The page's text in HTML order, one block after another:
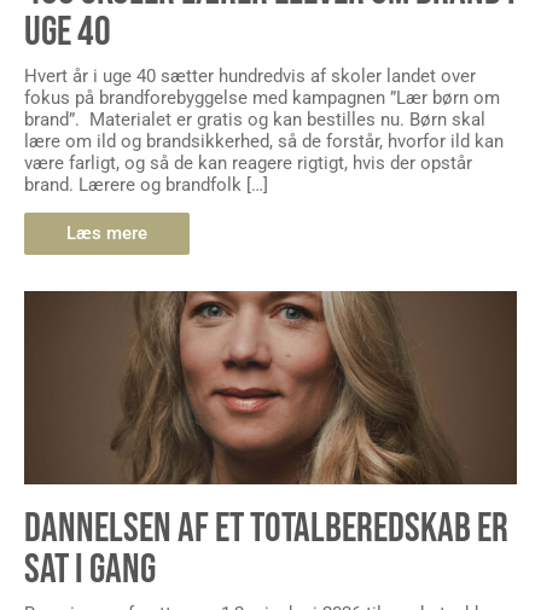
UGE 40
Hvert år i uge 40 sætter hundredvis af skoler landet over
fokus på brandforebyggelse med kampagnen ”Lær børn om
brand”. Materialet er gratis og kan bestilles nu. Børn skal
lære om ild og brandsikkerhed, så de forstår, hvorfor ild kan
være farligt, og så de kan reagere rigtigt, hvis der opstår
brand. Lærere og brandfolk […]
Læs mere
DANNELSEN AF ET TOTALBEREDSKAB ER
SAT I GANG